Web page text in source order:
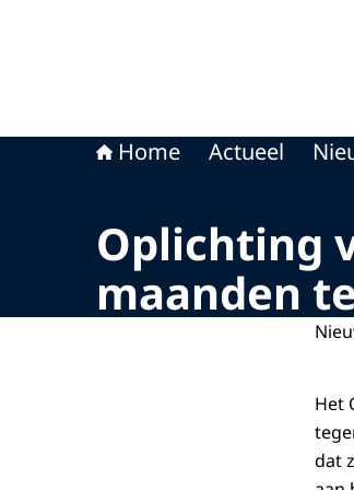
Home Actueel
Oplichting
maanden
Het
dat